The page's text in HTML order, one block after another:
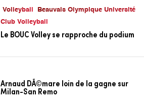
Volleyball
Beauvais Olympique Université
Club Volleyball
Le BOUC Volley se rapproche du podium
Arnaud DÃ©mare loin de la gagne sur
Milan-San Remo